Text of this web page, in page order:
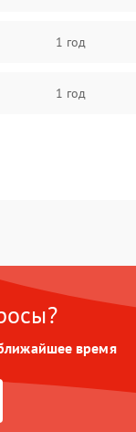
1 год
1 год
время